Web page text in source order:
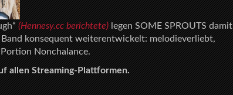
(Hennesy.cc berichtete)legen SOME SPROUTS damit
konsequent weiterentwickelt: melodieverliebt,
Nonchalance.
allen Streaming-Plattformen.